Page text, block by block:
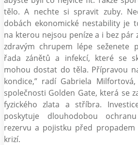
tělo. A nechte si spravit zuby.
dobách ekonomické nestability je
na kterou nejsou peníze a i bez pár
zdravým chrupem lépe seženete
řada zánětů a infekcí, které se
mohou dostat do těla. Přípravou
kondice,” radí Gabriela
společnosti Golden Gate, která se
fyzického zlata a stříbra.
poskytuje dlouhodobou
rezervu a pojistku před
krizí.